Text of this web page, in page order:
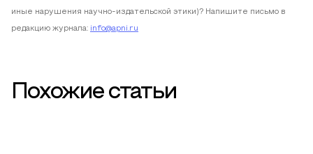
иные нарушения научно-издательской этики)? Напишите письмо в
редакцию журнала: info@apni.ru
Похожие статьи